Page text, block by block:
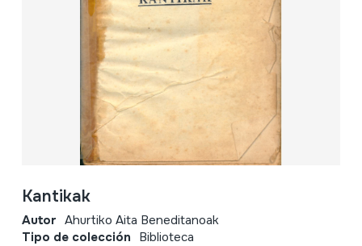
Kantikak
Autor Ahurtiko Aita Beneditanoak
Tipo de colección Biblioteca